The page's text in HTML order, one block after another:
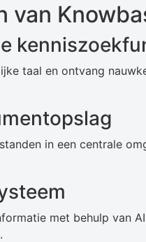
van
taal en ontvang
in een centrale
met behulp van